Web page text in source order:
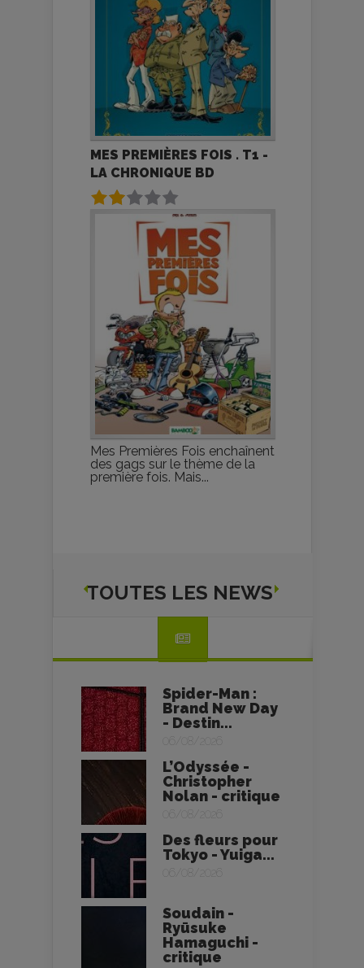
MES PREMIÈRES FOIS . T1 -
LA CHRONIQUE BD
Mes Premières Fois enchaînent
des gags sur le thème de la
première fois. Mais...
TOUTES LES NEWS
Spider-Man :
Brand New Day
- Destin...
06/08/2026
L’Odyssée -
Christopher
Nolan - critique
06/08/2026
Des fleurs pour
Tokyo - Yuiga...
06/08/2026
Soudain -
Ryūsuke
Hamaguchi -
critique